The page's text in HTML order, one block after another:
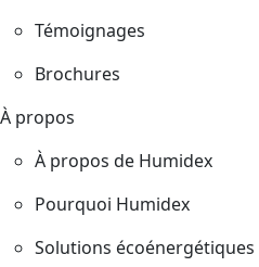
Témoignages
Brochures
À propos
À propos de Humidex
Pourquoi Humidex
Solutions écoénergétiques